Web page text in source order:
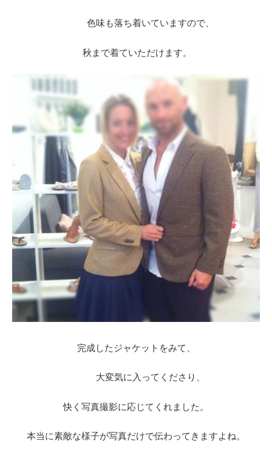
色味も落ち着いていますので、
秋まで着ていただけます。
完成したジャケットをみて、
大変気に入ってくださり、
快く写真撮影に応じてくれました。
本当に素敵な様子が写真だけで伝わってきますよね。